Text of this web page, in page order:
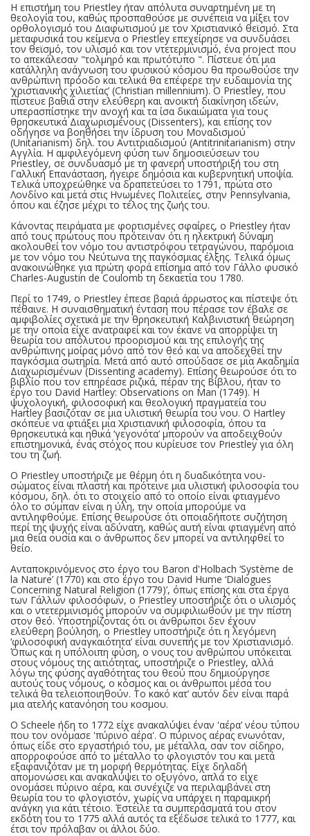
Η επιστήμη του Priestley ήταν απόλυτα συναρτημένη με τη
θεολογία του, καθώς προσπαθούσε με συνέπεια να μίξει τον
ορθολογισμό του Διαφωτισμού με τον Χριστιανικό θεϊσμό. Στα
μεταφυσικά του κείμενα ο Priestley επεχείρησε να συνδυάσει
τον θεϊσμό, τον υλισμό και τον ντετερμινισμό, ένα project που
το απεκάλεσαν "τολμηρό και πρωτότυπο ". Πίστευε ότι μια
κατάλληλη ανάγνωση του φυσικού κόσμου θα προωθούσε την
ανθρώπινη πρόοδο και τελικά θα επέφερε την ευδαιμονία της
‘χριστιανικής χιλιετίας’ (Christian millennium). Ο Priestley, που
πίστευε βαθιά στην ελεύθερη και ανοικτή διακίνηση ιδεών,
υπερασπίστηκε την ανοχή και τα ίσα δικαιώματα για τους
θρησκευτικά Διαχωρισμένους (Dissenters), και επίσης τον
οδήγησε να βοηθήσει την ίδρυση του Μοναδισμού
(Unitarianism) δηλ. του Αντιτριαδισμού (Antitrinitarianism) στην
Αγγλία. Η αμφιλεγόμενη φύση των δημοσιεύσεων του
Priestley, σε συνδυασμό με τη φανερή υποστήριξή του στη
Γαλλική Επανάσταση, ήγειρε δημόσια και κυβερνητική υποψία.
Τελικά υποχρεώθηκε να δραπετεύσει το 1791, πρώτα στο
Λονδίνο και μετά στις Ηνωμένες Πολιτείες, στην Pennsylvania,
όπου και έζησε μέχρι το τέλος της ζωής του.
Κάνοντας πειράματα με φορτισμένες σφαίρες, ο Priestley ήταν
από τους πρώτους που πρότειναν ότι η ηλεκτρική δύναμη
ακολουθεί τον νόμο του αντιστρόφου τετραγώνου, παρόμοια
με τον νόμο του Νεύτωνα της παγκόσμιας έλξης. Τελικά όμως
ανακοινώθηκε για πρώτη φορά επίσημα από τον Γάλλο φυσικό
Charles-Augustin de Coulomb τη δεκαετία του 1780.
Περί το 1749, ο Priestley έπεσε βαριά άρρωστος και πίστεψε ότι
πέθαινε. Η συναισθηματική ένταση που πέρασε τον έβαλε σε
αμφιβολίες σχετικά με την θρησκευτική Καλβινιστική θεώρηση
με την οποία είχε ανατραφεί και τον έκανε να απορρίψει τη
θεωρία του απόλυτου προορισμού και της επιλογής της
ανθρώπινης μοίρας μόνο από τον θεό και να αποδεχθεί την
παγκόσμια σωτηρία. Μετά από αυτό σπούδασε σε μια Ακαδημία
Διαχωρισμένων (Dissenting academy). Επίσης θεωρούσε ότι το
βιβλίο που τον επηρέασε ριζικά, πέραν της Βίβλου, ήταν το
έργο του David Hartley: Observations on Man (1749). Η
ψυχολογική, φιλοσοφική και θεολογική πραγματεία του
Hartley βασιζόταν σε μια υλιστική θεωρία του νου. Ο Hartley
σκόπευε να φτιάξει μια Χριστιανική φιλοσοφία, όπου τα
θρησκευτικά και ηθικά ‘γεγονότα’ μπορούν να αποδειχθούν
επιστημονικά, ένας στόχος που κυρίευσε τον Priestley για όλη
του τη ζωή.
Ο Priestley υποστήριζε με θέρμη ότι η δυαδικότητα νου-
σώματος είναι πλαστή και πρότεινε μια υλιστική φιλοσοφία του
κόσμου, δηλ. ότι το στοιχείο από το οποίο είναι φτιαγμένο
όλο το σύμπαν είναι η ύλη, την οποία μπορούμε να
αντιληφθούμε. Επίσης θεωρούσε ότι οποιαδήποτε συζήτηση
περί της ψυχής είναι αδύνατη, καθώς αυτή είναι φτιαγμένη από
μια θεία ουσία και ο άνθρωπος δεν μπορεί να αντιληφθεί το
θείο.
Ανταποκρινόμενος στο έργο του Baron d'Holbach ‘Système de
la Nature’ (1770) και στο έργο του David Hume ‘Dialogues
Concerning Natural Religion (1779)’, όπως επίσης και στα έργα
των Γάλλων φιλοσόφων, ο Priestley υποστήριζε ότι ο υλισμός
και ο ντετερμινισμός μπορούν να συμφιλιωθούν με την πίστη
στον θεό. Υποστηρίζοντας ότι οι άνθρωποι δεν έχουν
ελεύθερη βούληση, ο Priestley υποστήριζε ότι η λεγόμενη
‘φιλοσοφική αναγκαιότητα’ είναι συνεπής με τον Χριστιανισμό.
Όπως και η υπόλοιπη φύση, ο νους του ανθρώπου υπόκειται
στους νόμους της αιτιότητας, υποστήριζε ο Priestley, αλλά
λόγω της φύσης αγαθότητας του θεού που δημιούργησε
αυτούς τους νόμους, ο κόσμος και οι άνθρωποι μέσα του
τελικά θα τελειοποιηθούν. Το κακό κατ’ αυτόν δεν είναι παρά
μια ατελής κατανόηση του κοσμου.
Ο Scheele ήδη το 1772 είχε ανακαλύψει έναν 'αέρα’ νέου τύπου
που τον ονόμασε 'πύρινο αέρα'. Ο πύρινος αέρας ενωνόταν,
όπως είδε στο εργαστήριό του, με μέταλλα, σαν τον σίδηρο,
απορροφούσε από το μέταλλο το φλογιστόν του και μετά
εξαφανιζόταν με τη μορφή θερμότητας. Είχε δηλαδή
απομονώσει και ανακαλύψει το οξυγόνο, απλά το είχε
ονομάσει πύρινο αέρα, και συνέχιζε να περιλαμβάνει στη
θεωρία του το φλογιστόν, χωρίς να υπάρχει η παραμικρή
ανάγκη για κάτι τέτοιο. Έστειλε τα συμπεράσματά του στον
εκδότη του το 1775 αλλά αυτός τα εξέδωσε τελικά το 1777, και
έτσι τον πρόλαβαν οι άλλοι δύο.